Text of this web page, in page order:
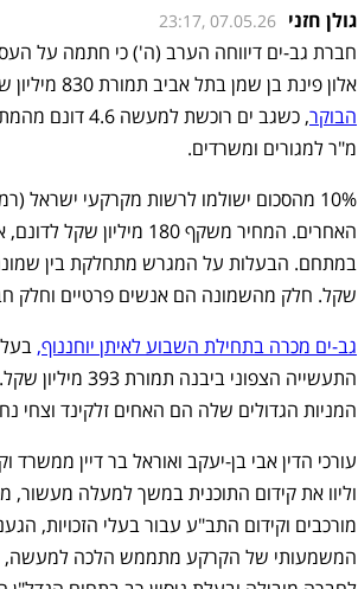
גולן חזני 23:17, 07.05.26
אלון פינת בן שמן בתל אביב תמורת 830 מיליון שקל.
הבוקר
מ"ר למגורים ומשרדים.
שקל. חלק מהשמונה הם אנשים פרטיים וחלק
גב-ים מכרה בתחילת השבוע לאיתן יוחננוף,
המניות הגדולים שלה הם האחים זלקינד וצחי